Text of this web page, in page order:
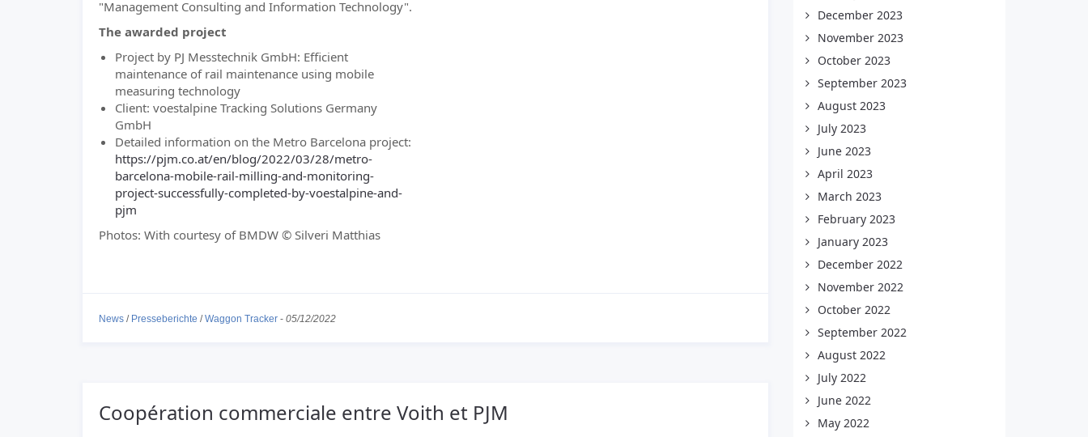
"Management Consulting and Information Technology".
The awarded project
Project by PJ Messtechnik GmbH: Efficient
maintenance of rail maintenance using mobile
measuring technology
Client: voestalpine Tracking Solutions Germany
GmbH
Detailed information on the Metro Barcelona project:
https://pjm.co.at/en/blog/2022/03/28/metro-
barcelona-mobile-rail-milling-and-monitoring-
project-successfully-completed-by-voestalpine-and-
pjm
Photos: With courtesy of BMDW © Silveri Matthias
News / Presseberichte /Waggon Tracker - 05/12/2022
Coopération commerciale entre Voith et PJM
December 2023
November 2023
October 2023
September 2023
August 2023
July 2023
June 2023
April 2023
March 2023
February 2023
January 2023
December 2022
November 2022
October 2022
September 2022
August 2022
July 2022
June 2022
May 2022